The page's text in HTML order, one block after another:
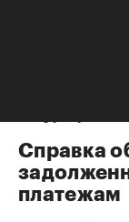
Справка
платежам